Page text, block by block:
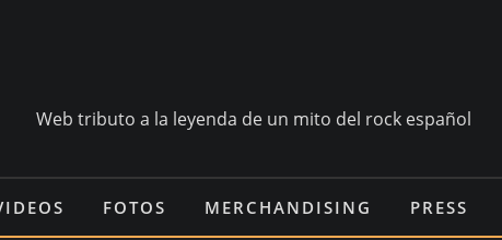
Web tributo a la leyenda de un mito del rock español
FOTOS MERCHANDISING PRESS